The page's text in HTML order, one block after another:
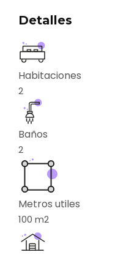
Detalles
Habitaciones
2
Baños
2
Metros utiles
100 m2